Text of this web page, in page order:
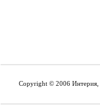
Copyright © 2006 Интерия,